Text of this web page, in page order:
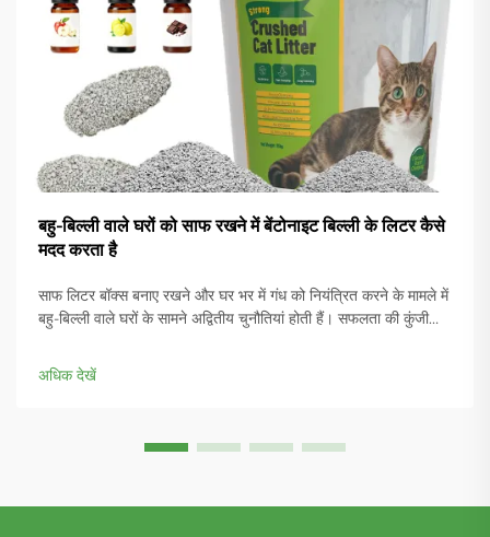
बहु-बिल्ली वाले घरों को साफ रखने में बेंटोनाइट बिल्ली के लिटर कैसे
मदद करता है
साफ लिटर बॉक्स बनाए रखने और घर भर में गंध को नियंत्रित करने के मामले में
बहु-बिल्ली वाले घरों के सामने अद्वितीय चुनौतियां होती हैं। सफलता की कुंजी
सके जबकि उत्कृष्ट...
अधिक देखें